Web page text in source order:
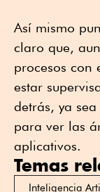
Así mismo
claro que,
procesos con
estar
detrás, ya
para ver las
aplicativos.
Temas
Inteligencia